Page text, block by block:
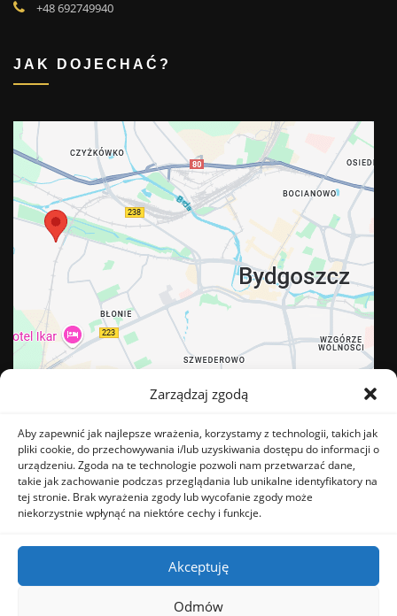
Zarządzaj zgodą
Aby zapewnić jak najlepsze wrażenia, korzystamy z technologii, takich jak
pliki cookie, do przechowywania i/lub uzyskiwania dostępu do informacji o
urządzeniu. Zgoda na te technologie pozwoli nam przetwarzać dane,
takie jak zachowanie podczas przeglądania lub unikalne identyfikatory na
tej stronie. Brak wyrażenia zgody lub wycofanie zgody może
niekorzystnie wpłynąć na niektóre cechy i funkcje.
Akceptuję
Odmów
+48 692749940
JAK DOJECHAĆ?
BĄDŹ NA BIEŻĄCO